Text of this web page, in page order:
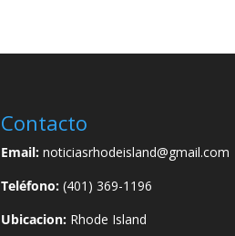
Contacto
Email:noticiasrhodeisland@gmail.com
Teléfono:(401) 369-1196
Ubicacion:Rhode Island